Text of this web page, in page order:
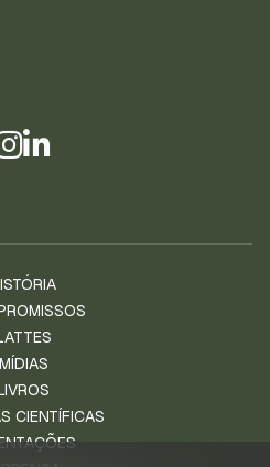
MÍDIAS
CIENTÍFICAS